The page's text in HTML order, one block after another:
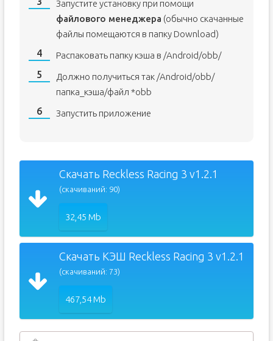
Запустите установку при помощи
файлового менеджера (обычно скачанные
файлы помещаются в папку Download)
Распаковать папку кэша в /Android/obb/
Должно получиться так /Android/obb/
папка_кэша/файл *obb
Запустить приложение
Скачать Reckless Racing 3 v1.2.1
(скачиваний: 90)
32,45 Mb
Скачать КЭШ Reckless Racing 3 v1.2.1
(скачиваний: 73)
467,54 Mb